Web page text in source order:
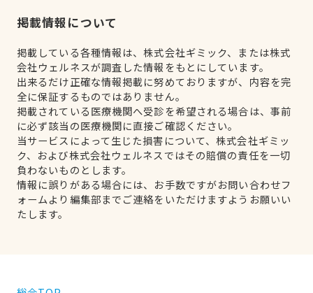
掲載情報について
掲載している各種情報は、株式会社ギミック、または株式
会社ウェルネスが調査した情報をもとにしています。
出来るだけ正確な情報掲載に努めておりますが、内容を完
全に保証するものではありません。
掲載されている医療機関へ受診を希望される場合は、事前
に必ず該当の医療機関に直接ご確認ください。
当サービスによって生じた損害について、株式会社ギミッ
ク、および株式会社ウェルネスではその賠償の責任を一切
負わないものとします。
情報に誤りがある場合には、お手数ですがお問い合わせフ
ォームより編集部までご連絡をいただけますようお願いい
たします。